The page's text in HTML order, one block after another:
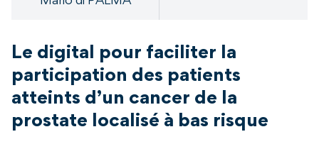
Le digital pour faciliter la
participation des patients
atteints d’un cancer de la
prostate localisé à bas risque